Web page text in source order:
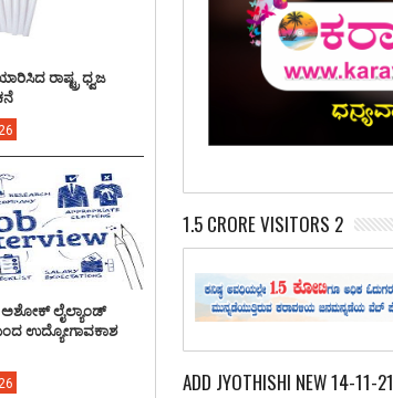
1.5 CRORE VISITORS 2
ADD JYOTHISHI NEW 14-11-21
ರಾಷ್ಟ್ರ ಧ್ವಜ
ಅಶೋಕ್ ಲೈಲ್ಯಾಂಡ್
ಉದ್ಯೋಗಾವಕಾಶ